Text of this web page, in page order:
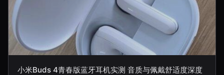
小米Buds 4青春版蓝牙耳机实测 音质与佩戴舒适度深度